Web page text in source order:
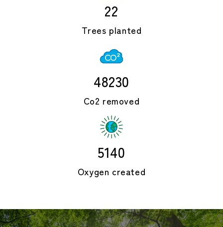
22
Trees planted
48230
Co2 removed
5140
Oxygen created